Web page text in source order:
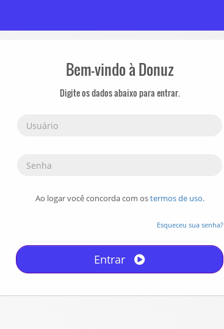
Bem-vindo à Donuz
Digite os dados abaixo para entrar.
Ao logar você concorda com ostermos de uso.
Esqueceu sua senha?
Entrar